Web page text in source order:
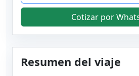
Resumen del viaje
Cotizar por